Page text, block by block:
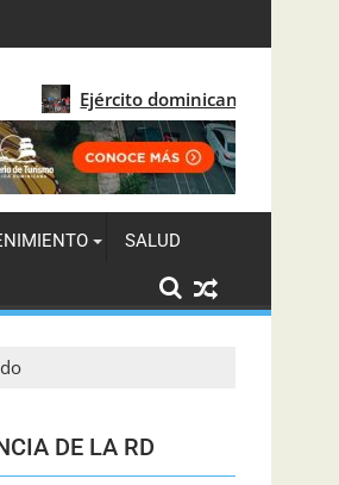
detiene a 122 migrantes
SALUD
DE LA RD